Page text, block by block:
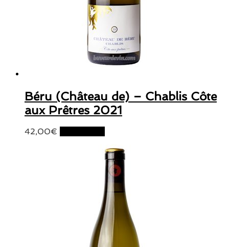
Béru (Château de) – Chablis Côte
aux Prêtres 2021
42,00€